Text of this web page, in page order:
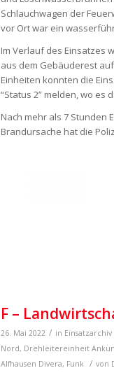
Schlauchwagen der
vor Ort war ein
Im Verlauf des Einsatzes
aus dem Gebäuderest
Einheiten konnten die
“Status 2” melden, wo
Nach mehr als 7 Stunden
Brandursache hat die
F –
26. Mai 2022 / in Einsatzarchiv
Nord, Drehleitereinheit
Alfhausen Divera, Funk / von